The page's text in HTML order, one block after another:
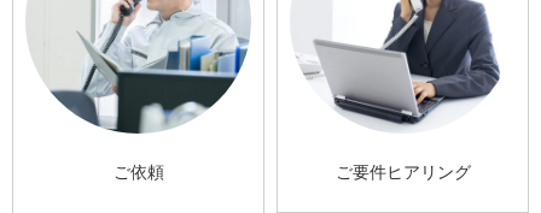
ご依頼 ご要件ヒアリング